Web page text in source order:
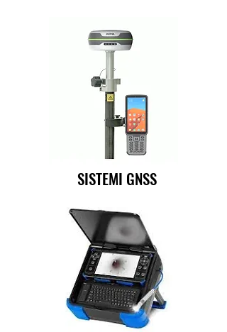
SISTEMI GNSS